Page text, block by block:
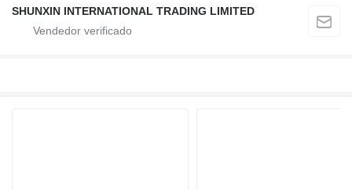
SHUNXIN INTERNATIONAL TRADING LIMITED